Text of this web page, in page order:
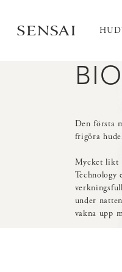
Den första
frigöra
Mycket likt
under
vakna upp